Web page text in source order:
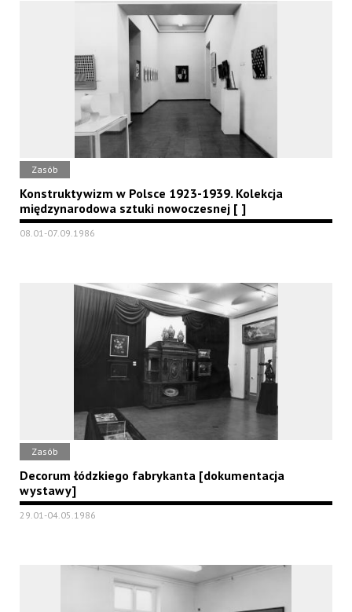
Zasób
Konstruktywizm w Polsce 1923-1939. Kolekcja
międzynarodowa sztuki nowoczesnej [ ]
08.01-07.09.1986
Zasób
Decorum łódzkiego fabrykanta [dokumentacja
wystawy]
29.01-04.05.1986